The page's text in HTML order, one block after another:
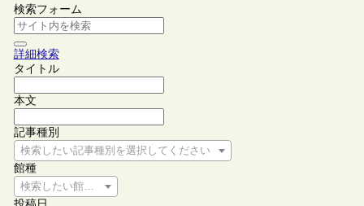
検索フォーム
詳細検索
タイトル
本文
記事種別
検索したい記事種別を選択してください
館種
検索したい館種を選択してください